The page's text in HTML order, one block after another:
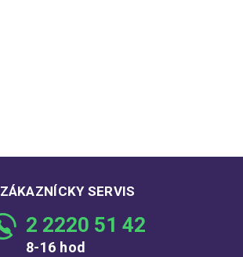
ZÁKAZNÍCKY SERVIS
2 2220 51 42
8-16 hod